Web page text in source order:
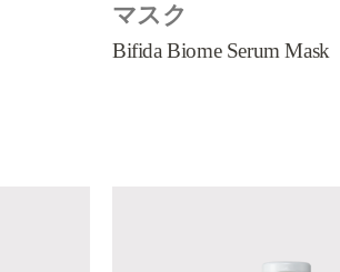
マスク
Bifida Biome Serum Mask